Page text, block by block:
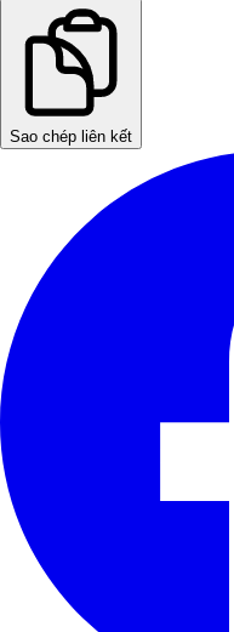
Sao chép liên kết